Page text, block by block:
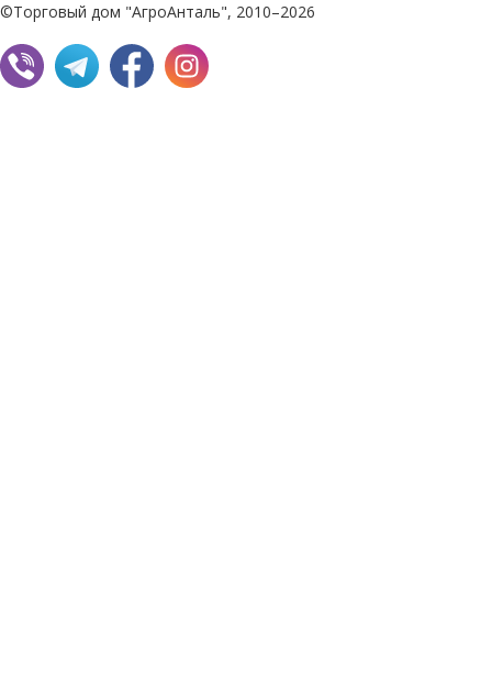
©Торговый дом "АгроАнталь", 2010–2026